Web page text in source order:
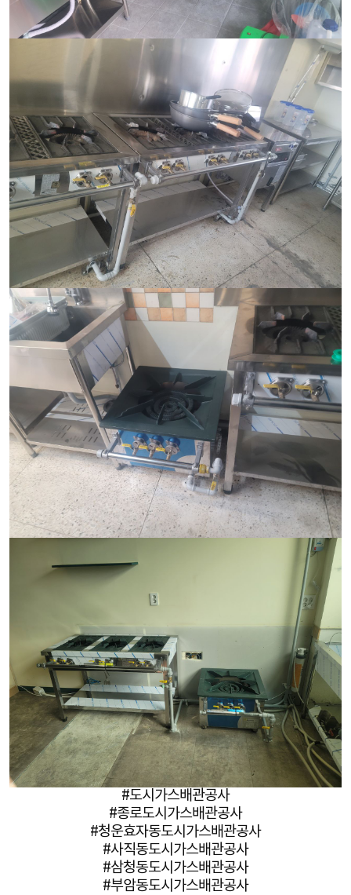
#도시가스배관공사
#종로도시가스배관공사
#청운효자동도시가스배관공사
#사직동도시가스배관공사
#삼청동도시가스배관공사
#부암동도시가스배관공사